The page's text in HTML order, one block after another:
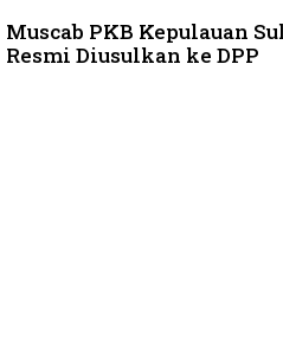
Muscab PKB Kepulauan
Resmi Diusulkan ke DPP